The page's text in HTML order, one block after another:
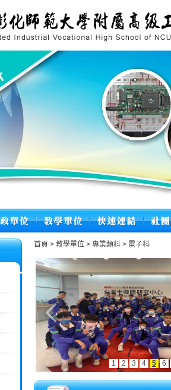
首頁 > 教學單位 > 專業類科 > 電子科
1 2 3 4 5 6